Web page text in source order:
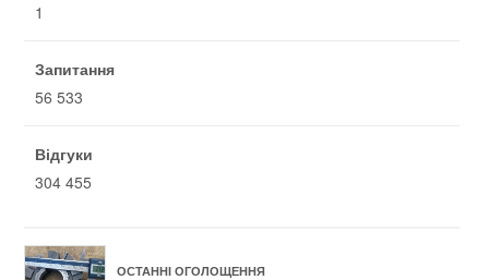
1
Запитання
56 533
Відгуки
304 455
ОСТАННІ ОГОЛОЩЕННЯ